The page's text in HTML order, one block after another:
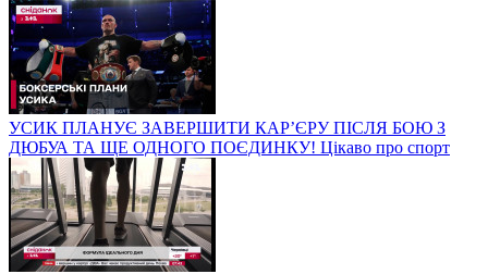
УСИК ПЛАНУЄ ЗАВЕРШИТИ КАР’ЄРУ ПІСЛЯ БОЮ З
ДЮБУА ТА ЩЕ ОДНОГО ПОЄДИНКУ! Цікаво про спорт